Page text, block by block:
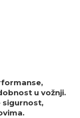
u vožnji.
sigurnost,